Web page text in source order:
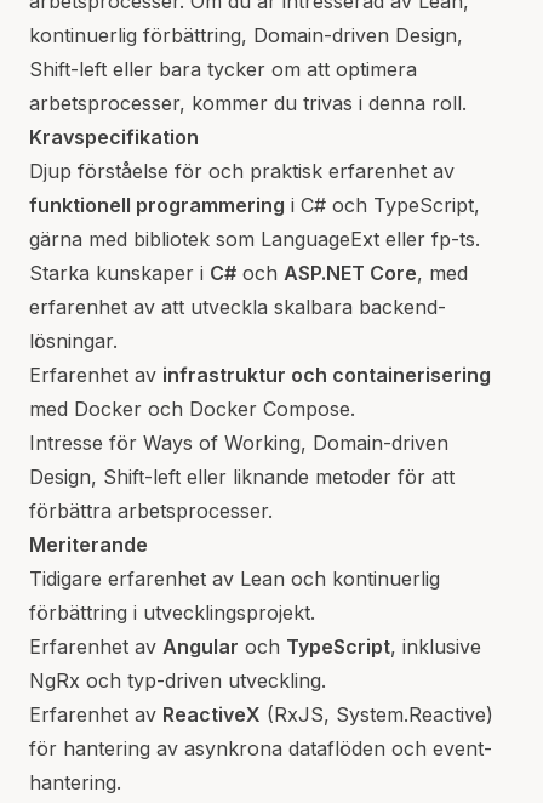
kontinuerlig förbättring, Domain-driven Design,
Shift-left eller bara tycker om att optimera
arbetsprocesser, kommer du trivas i denna roll.
Kravspecifikation
Djup förståelse för och praktisk erfarenhet av
funktionell programmering i C# och TypeScript,
gärna med bibliotek som LanguageExt eller fp-ts.
Starka kunskaper i C# och ASP.NET Core, med
erfarenhet av att utveckla skalbara backend-
lösningar.
Erfarenhet av infrastruktur och containerisering
med Docker och Docker Compose.
Intresse för Ways of Working, Domain-driven
Design, Shift-left eller liknande metoder för att
förbättra arbetsprocesser.
Meriterande
Tidigare erfarenhet av Lean och kontinuerlig
förbättring i utvecklingsprojekt.
Erfarenhet av Angular och TypeScript, inklusive
NgRx och typ-driven utveckling.
Erfarenhet av ReactiveX (RxJS, System.Reactive)
för hantering av asynkrona dataflöden och event-
hantering.